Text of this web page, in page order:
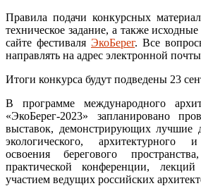
Правила подачи конкурсных
техническое задание, а также
сайте фестиваля ЭкоБерег. Все
направлять на адрес электронной почты
Итоги конкурса будут подведены 23
В программе международного
«ЭкоБерег-2023» запланировано
выставок, демонстрирующих лучшие
экологического, архитектурного и
освоения берегового
практической конференции,
участием ведущих российских